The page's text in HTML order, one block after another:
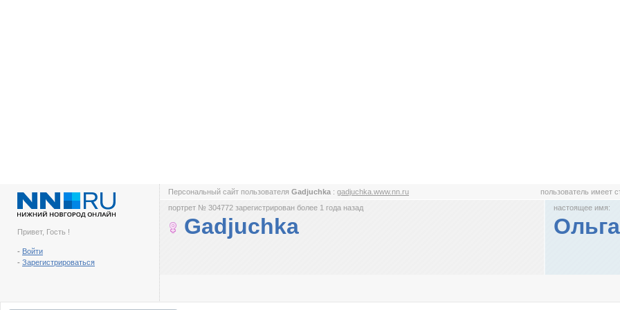
Привет, Гость !
- Войти
- Зарегистрироваться
Персональный сайт пользователя Gadjuchka : gadjuchka.www.nn.ru пользователь имеет
портрет № 304772 зарегистрирован более 1 года назад
Gadjuchka
настоящее имя:
Ольга